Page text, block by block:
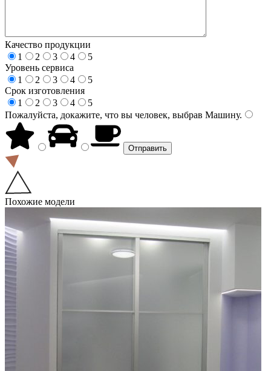
Качество продукции
1
2 3 4
5
Уровень сервиса
1
2 3 4
5
Срок изготовления
1
2 3 4
5
Пожалуйста, докажите, что вы человек, выбрав Машину.
Похожие модели